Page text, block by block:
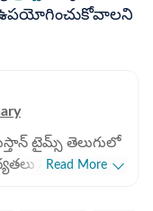
ఉపయోగించుకోవాలని
టైమ్స్ తెలుగులో
నిర్వర్తిస్తున్నారు.
Read More